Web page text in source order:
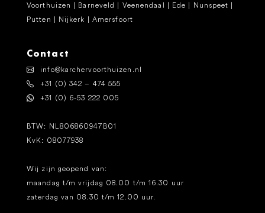
Voorthuizen | Barneveld | Veenendaal | Ede | Nunspeet |
Putten | Nijkerk | Amersfoort
Contact
info@karchervoorthuizen.nl
+31 (0) 342 – 474 555
+31 (0) 6-53 222 005
BTW: NL806860947B01
KvK: 08077938
Wij zijn geopend van:
maandag t/m vrijdag 08.00 t/m 16.30 uur
zaterdag van 08.30 t/m 12.00 uur.